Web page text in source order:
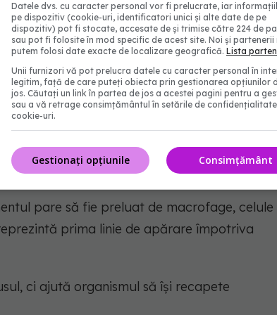
tratamentele disponibile în prezent.
al virusului și reduce producția
timp, stimulează răspunsul imun al
pare să fie preluat de macrofage, celule
prima linie de apărare împotriva
ci ajută organismul să își recapete
Datele dvs. cu caracter personal vor fi prelucrate, iar
pe dispozitiv (cookie-uri, identificatori unici și alte date de pe
dispozitiv) pot fi stocate, accesate de și trimise către 224 de
sau pot fi folosite în mod specific de acest site. Noi și partenerii
putem folosi date exacte de localizare geografică. Lista
Unii furnizori vă pot prelucra datele cu caracter personal în
legitim, față de care puteți obiecta prin gestionarea opțiunilor
jos. Căutați un link în partea de jos a acestei pagini pentru a
sau a vă retrage consimțământul în setările de confidențialitate
cookie-uri.
Consimțământ
Gestionați opțiunile